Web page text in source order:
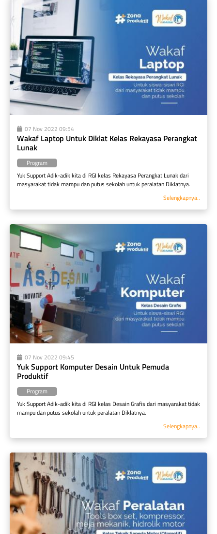
07 Nov 2022 09:54
Wakaf Laptop Untuk Diklat Kelas Rekayasa Perangkat
Lunak
Program
Yuk Support Adik-adik kita di RGI kelas Rekayasa Perangkat Lunak dari
masyarakat tidak mampu dan putus sekolah untuk peralatan Diklatnya.
Selengkapnya..
07 Nov 2022 09:45
Yuk Support Komputer Desain Untuk Pemuda
Produktif
Program
Yuk Support Adik-adik kita di RGI kelas Desain Grafis dari masyarakat tidak
mampu dan putus sekolah untuk peralatan Diklatnya.
Selengkapnya..